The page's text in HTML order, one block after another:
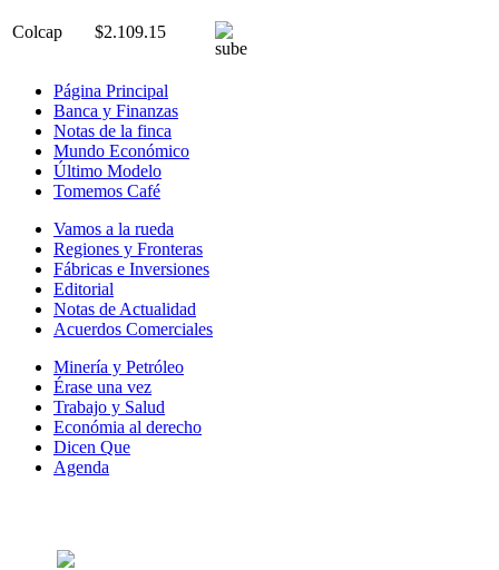
Colcap $2.109.15
Página Principal
Banca y Finanzas
Notas de la finca
Mundo Económico
Último Modelo
Tomemos Café
Vamos a la rueda
Regiones y Fronteras
Fábricas e Inversiones
Editorial
Notas de Actualidad
Acuerdos Comerciales
Minería y Petróleo
Érase una vez
Trabajo y Salud
Económia al derecho
Dicen Que
Agenda